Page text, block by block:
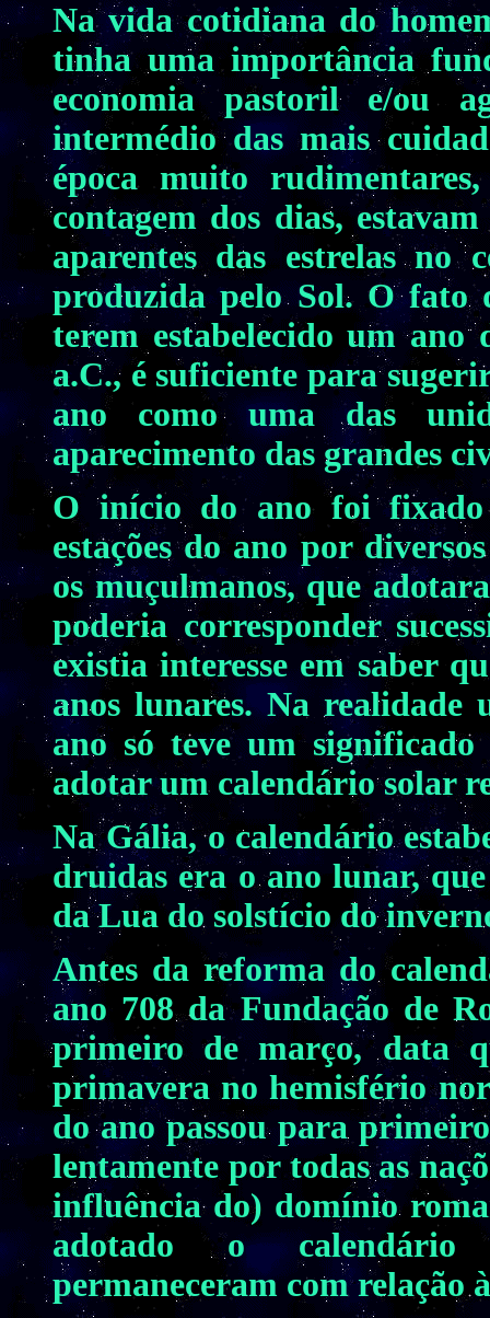
Na vida cotidiana do
tinha uma importância
economia pastoril e/ou
intermédio das mais
época muito
contagem dos dias, estavam
aparentes das estrelas no
produzida pelo Sol. O fato
terem estabelecido um ano
a.C., é suficiente para
ano como uma das
aparecimento das grandes
O início do ano foi fixado
estações do ano por
os muçulmanos, que
poderia corresponder
existia interesse em saber
anos lunares. Na
ano só teve um
adotar um calendário solar
Na Gália, o calendário
druidas era o ano lunar,
da Lua do solstício do
Antes da reforma do
ano 708 da Fundação de
primeiro de março, data
primavera no hemisfério
do ano passou para
lentamente por todas as
influência do) domínio
adotado o calendário
permaneceram com relação